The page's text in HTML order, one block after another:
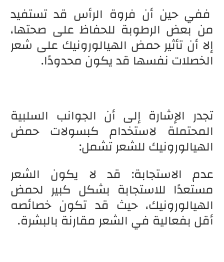
ففي حين أن فروة الرأس قد تستفيد
من بعض الرطوبة للحفاظ على صحتها،
إلا أن تأثير حمض الهيالورونيك على شعر
الخصلات نفسها قد يكون محدودًا.
تجدر الإشارة إلى أن الجوانب السلبية
المحتملة لاستخدام كبسولات حمض
الهيالورونيك للشعر تشمل:
عدم الاستجابة: قد لا يكون الشعر
مستعدًا للاستجابة بشكل كبير لحمض
الهيالورونيك، حيث قد تكون خصائصه
أقل بفعالية في الشعر مقارنة بالبشرة.